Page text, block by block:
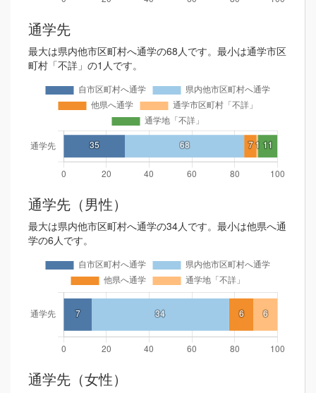
通学先
最大は県内他市区町村へ通学の68人です。最小は通学市区
町村「不詳」の1人です。
通学先（男性）
最大は県内他市区町村へ通学の34人です。最小は他県へ通
学の6人です。
通学先（女性）